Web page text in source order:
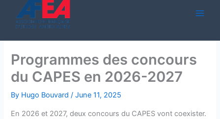
Programmes des concours
du CAPES en 2026-2027
By Hugo Bouvard/June 11, 2025
En 2026 et 2027, deux concours du CAPES vont coexister.